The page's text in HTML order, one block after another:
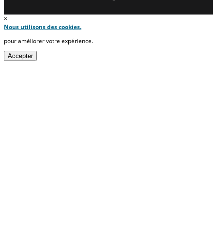
×
Nous utilisons des cookies.
pour améliorer votre expérience.
Accepter